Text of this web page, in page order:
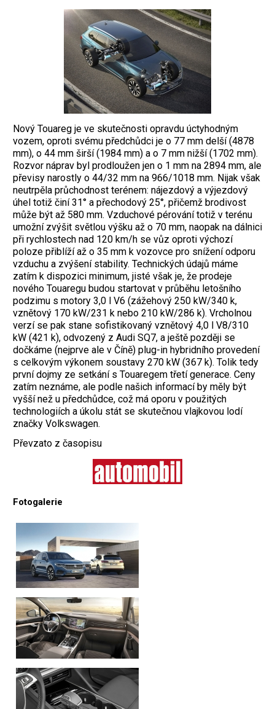
Nový Touareg je ve skutečnosti opravdu úctyhodným
vozem, oproti svému předchůdci je o 77 mm delší (4878
mm), o 44 mm širší (1984 mm) a o 7 mm nižší (1702 mm).
Rozvor náprav byl prodloužen jen o 1 mm na 2894 mm, ale
převisy narostly o 44/32 mm na 966/1018 mm. Nijak však
neutrpěla průchodnost terénem: nájezdový a výjezdový
úhel totiž činí 31° a přechodový 25°, přičemž brodivost
může být až 580 mm. Vzduchové pérování totiž v terénu
umožní zvýšit světlou výšku až o 70 mm, naopak na dálnici
při rychlostech nad 120 km/h se vůz oproti výchozí
poloze přiblíží až o 35 mm k vozovce pro snížení odporu
vzduchu a zvýšení stability. Technických údajů máme
zatím k dispozici minimum, jisté však je, že prodeje
nového Touaregu budou startovat v průběhu letošního
podzimu s motory 3,0 l V6 (zážehový 250 kW/340 k,
vznětový 170 kW/231 k nebo 210 kW/286 k). Vrcholnou
verzí se pak stane sofistikovaný vznětový 4,0 l V8/310
kW (421 k), odvozený z Audi SQ7, a ještě později se
dočkáme (nejprve ale v Číně) plug-in hybridního provedení
s celkovým výkonem soustavy 270 kW (367 k). Tolik tedy
první dojmy ze setkání s Touaregem třetí generace. Ceny
zatím neznáme, ale podle našich informací by měly být
vyšší než u předchůdce, což má oporu v použitých
technologiích a úkolu stát se skutečnou vlajkovou lodí
značky Volkswagen.
Převzato z časopisu
Fotogalerie